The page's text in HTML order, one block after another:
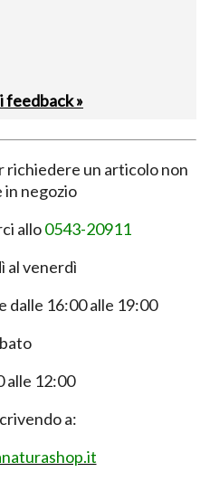
feedback »
richiedere un articolo non
negozio
allo0543-20911
al venerdì
dalle 16:00 alle 19:00
alle 12:00
a: